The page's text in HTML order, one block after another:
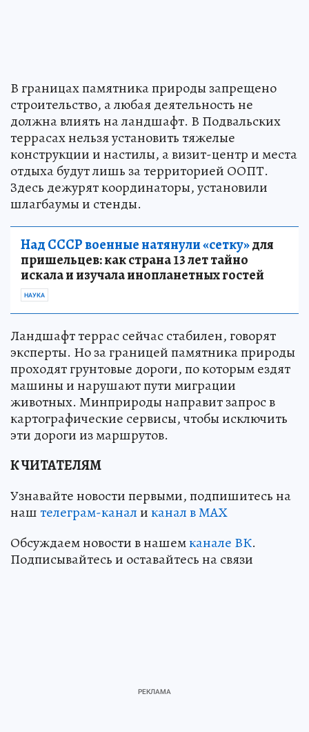
В границах памятника природы запрещено
строительство, а любая деятельность не
должна влиять на ландшафт. В Подвальских
террасах нельзя установить тяжелые
конструкции и настилы, а визит-центр и места
отдыха будут лишь за территорией ООПТ.
Здесь дежурят координаторы, установили
шлагбаумы и стенды.
Над СССР военные натянули «сетку»для
пришельцев: как страна 13 лет тайно
искала и изучала инопланетных гостей
НАУКА
Ландшафт террас сейчас стабилен, говорят
эксперты. Но за границей памятника природы
проходят грунтовые дороги, по которым ездят
машины и нарушают пути миграции
животных. Минприроды направит запрос в
картографические сервисы, чтобы исключить
эти дороги из маршрутов.
К ЧИТАТЕЛЯМ
Узнавайте новости первыми, подпишитесь на
наштелеграм-каналиканал в МАХ
Обсуждаем новости в нашемканале ВК.
Подписывайтесь и оставайтесь на связи